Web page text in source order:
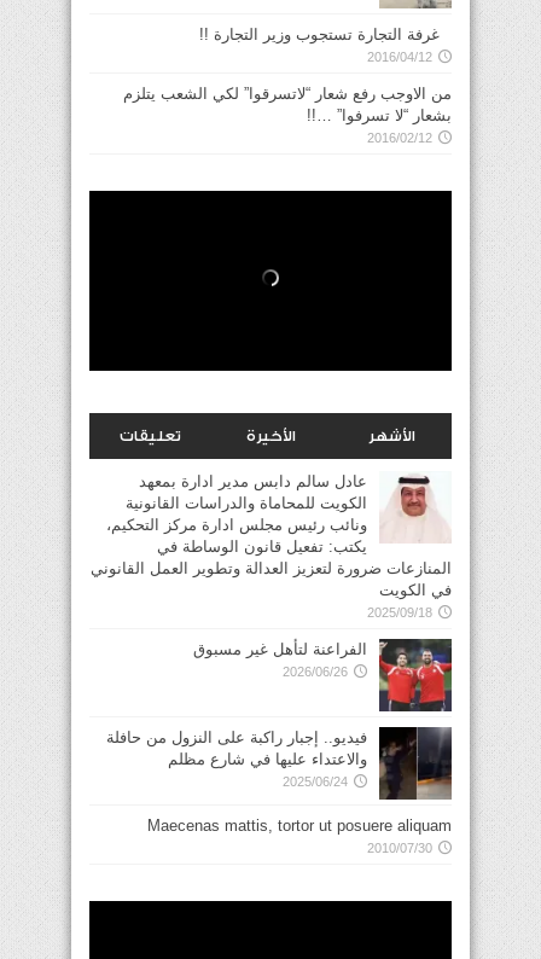
غرفة التجارة تستجوب وزير التجارة !!
2016/04/12
من الاوجب رفع شعار “لاتسرقوا” لكي الشعب يتلزم
بشعار “لا تسرفوا” …!!
2016/02/12
الأشهر الأخيرة تعليقات
عادل سالم دابس مدير ادارة بمعهد
الكويت للمحاماة والدراسات القانونية
ونائب رئيس مجلس ادارة مركز التحكيم،
يكتب: تفعيل قانون الوساطة في
المنازعات ضرورة لتعزيز العدالة وتطوير العمل القانوني
في الكويت
2025/09/18
الفراعنة لتأهل غير مسبوق
2026/06/26
فيديو.. إجبار راكبة على النزول من حافلة
والاعتداء عليها في شارع مظلم
2025/06/24
Maecenas mattis, tortor ut posuere aliquam
2010/07/30